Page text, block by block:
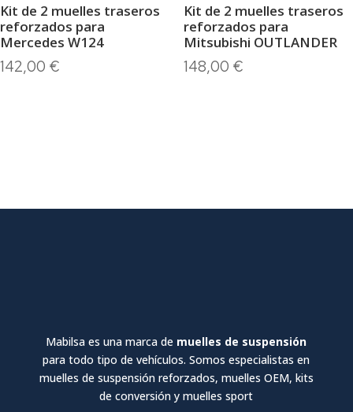
Kit de 2 muelles traseros
reforzados para
Mercedes W124
142,00 €
Kit de 2 muelles traseros
reforzados para
Mitsubishi OUTLANDER
148,00 €
Mabilsa es una marca de muelles de suspensión
para todo tipo de vehículos. Somos especialistas en
muelles de suspensión reforzados, muelles OEM, kits
de conversión y muelles sport